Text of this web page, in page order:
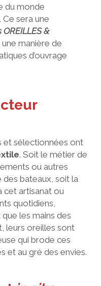
du monde
sera une
OREILLES &
manière de
d’ouvrage
et sélectionnées ont
. Soit le métier de
ou autres
bateaux, soit la
cet artisanat ou
quotidiens,
les mains des
leurs oreilles sont
qui brode ces
et au gré des envies.